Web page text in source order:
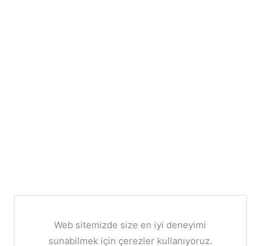
Web sitemizde size en iyi deneyimi
sunabilmek için çerezler kullanıyoruz.